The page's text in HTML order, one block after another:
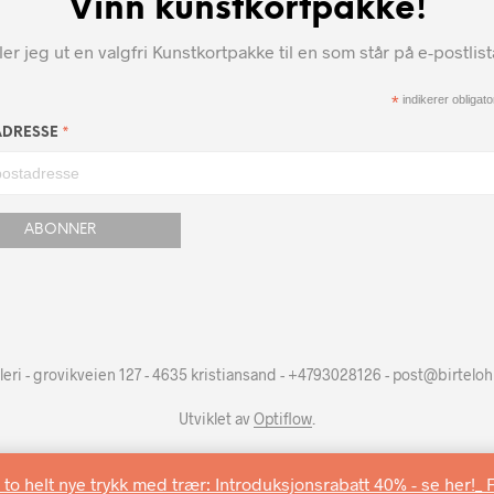
to helt nye trykk med trær: Introduksjonsrabatt 40% - se her!_
Vinn kunstkortpakke!
jeg ut en valgfri Kunstkortpakke til en som står på e-
*indikerer
*
- grovikveien 127 - 4635 kristiansand - +4793028126 -
Utviklet avOptiflow